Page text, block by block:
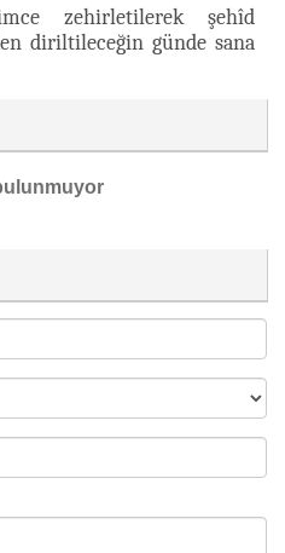
zehirletilerek şehîd
diriltileceğin günde sana